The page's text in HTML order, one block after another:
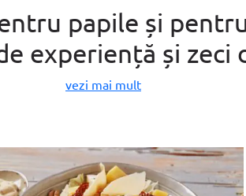
papile și
experiență și zeci
vezi mai mult